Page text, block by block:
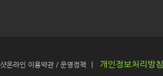
샷온라인 이용약관 / 운영정책 | 개인정보처리방침